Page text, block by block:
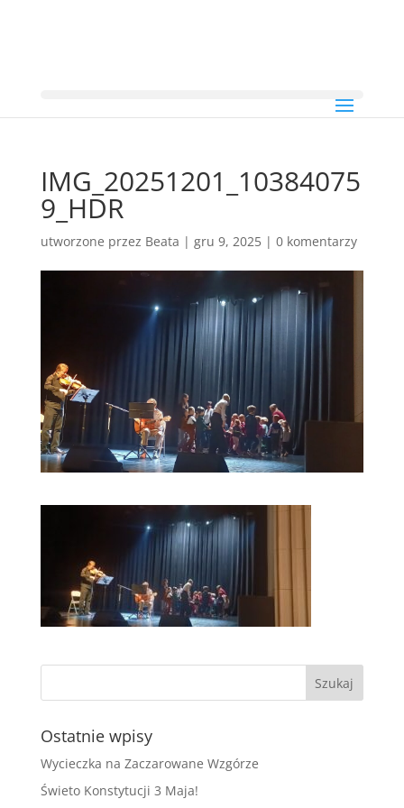
IMG_20251201_10384075
9_HDR
utworzone przez Beata | gru 9, 2025| 0 komentarzy
Ostatnie wpisy
Wycieczka na Zaczarowane Wzgórze
Świeto Konstytucji 3 Maja!